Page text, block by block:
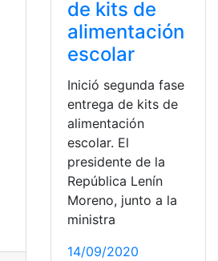
de kits de
alimentación
escolar
Inició segunda fase
entrega de kits de
alimentación
escolar. El
presidente de la
República Lenín
Moreno, junto a la
ministra
14/09/2020